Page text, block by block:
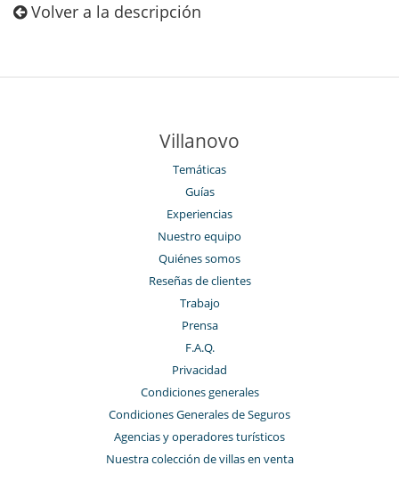
Volver a la descripción
Villanovo
Temáticas
Guías
Experiencias
Nuestro equipo
Quiénes somos
Reseñas de clientes
Trabajo
Prensa
F.A.Q.
Privacidad
Condiciones generales
Condiciones Generales de Seguros
Agencias y operadores turísticos
Nuestra colección de villas en venta